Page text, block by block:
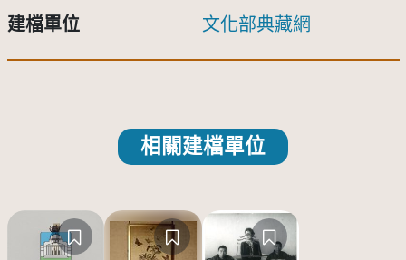
建檔單位 文化部典藏網
相關建檔單位